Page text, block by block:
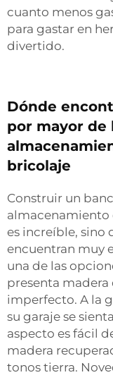
cuanto menos
para gastar en
divertido.
Dónde
por mayor de
bricolaje
Construir un
almacenamiento
es increíble, sino
encuentran muy
una de las
presenta madera
imperfecto. A la
su garaje se
aspecto es fácil
madera
tonos tierra.